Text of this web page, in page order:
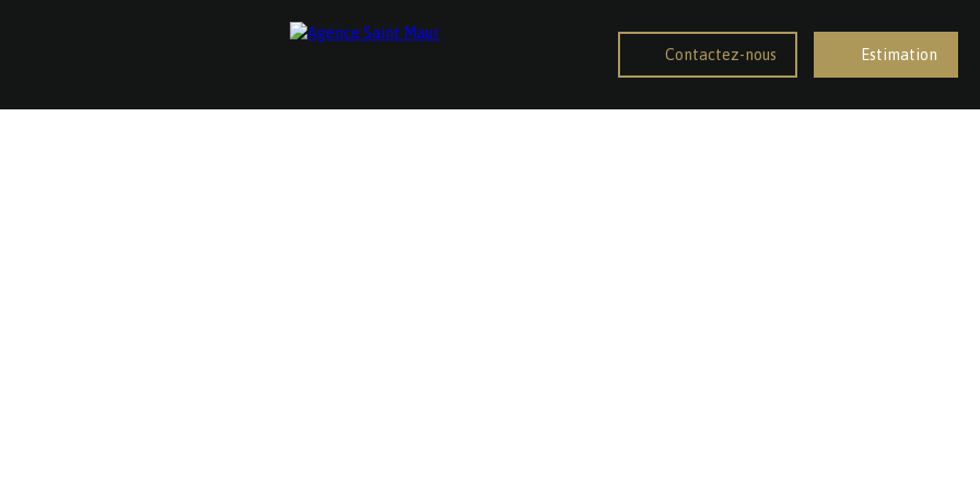
Contactez-nous Estimation